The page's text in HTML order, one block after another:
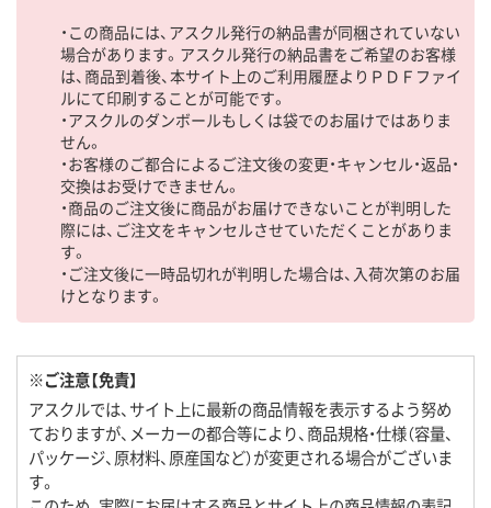
・この商品には、アスクル発行の納品書が同梱されていない
場合があります。アスクル発行の納品書をご希望のお客様
は、商品到着後、本サイト上のご利用履歴よりＰＤＦファイ
ルにて印刷することが可能です。
・アスクルのダンボールもしくは袋でのお届けではありま
せん。
・お客様のご都合によるご注文後の変更・キャンセル・返品・
交換はお受けできません。
・商品のご注文後に商品がお届けできないことが判明した
際には、ご注文をキャンセルさせていただくことがありま
す。
・ご注文後に一時品切れが判明した場合は、入荷次第のお届
けとなります。
※ご注意【免責】
アスクルでは、サイト上に最新の商品情報を表示するよう努め
ておりますが、メーカーの都合等により、商品規格・仕様（容量、
パッケージ、原材料、原産国など）が変更される場合がございま
す。